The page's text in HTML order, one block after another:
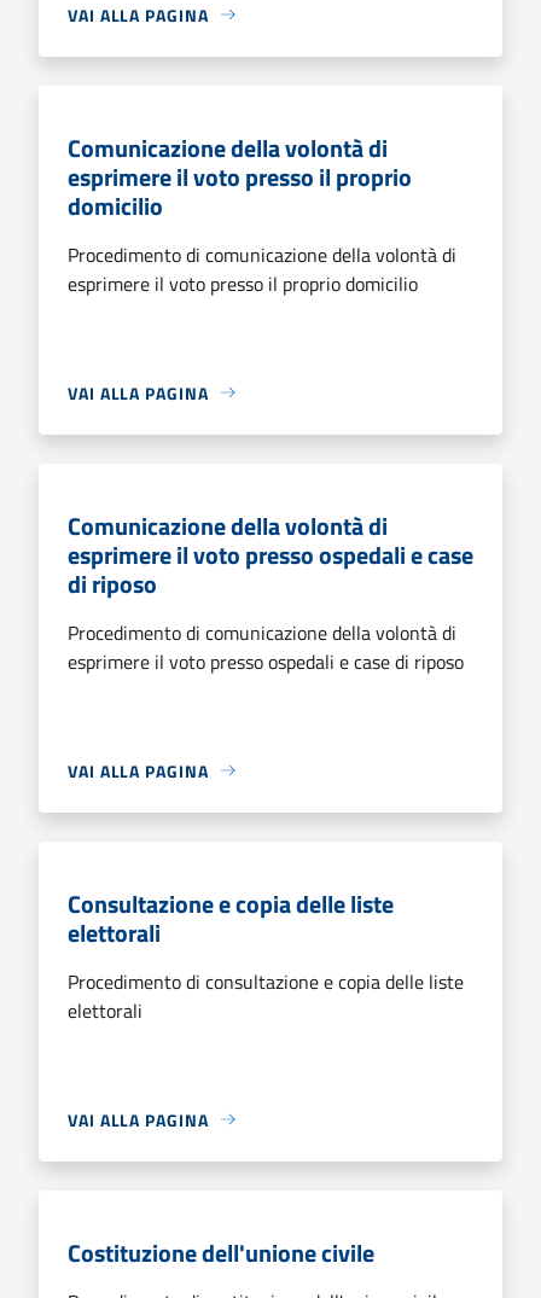
VAI ALLA PAGINA
Comunicazione della volontà di
esprimere il voto presso il proprio
domicilio
Procedimento di comunicazione della volontà di
esprimere il voto presso il proprio domicilio
VAI ALLA PAGINA
Comunicazione della volontà di
esprimere il voto presso ospedali e case
di riposo
Procedimento di comunicazione della volontà di
esprimere il voto presso ospedali e case di riposo
VAI ALLA PAGINA
Consultazione e copia delle liste
elettorali
Procedimento di consultazione e copia delle liste
elettorali
VAI ALLA PAGINA
Costituzione dell'unione civile